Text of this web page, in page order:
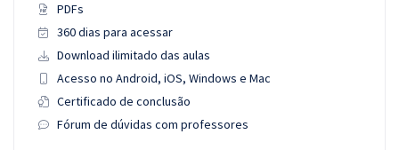
PDFs
360 dias para acessar
Download ilimitado das aulas
Acesso no Android, iOS, Windows e Mac
Certificado de conclusão
Fórum de dúvidas com professores